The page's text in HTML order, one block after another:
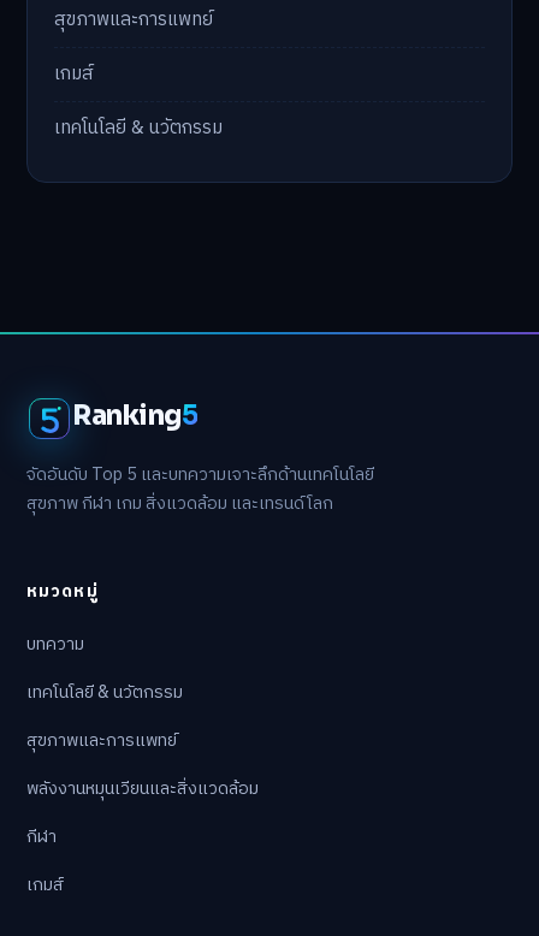
สุขภาพและการแพทย์
เกมส์
เทคโนโลยี & นวัตกรรม
Ranking5
จัดอันดับ Top 5 และบทความเจาะลึกด้านเทคโนโลยี
สุขภาพ กีฬา เกม สิ่งแวดล้อม และเทรนด์โลก
หมวดหมู่
บทความ
เทคโนโลยี & นวัตกรรม
สุขภาพและการแพทย์
พลังงานหมุนเวียนและสิ่งแวดล้อม
กีฬา
เกมส์